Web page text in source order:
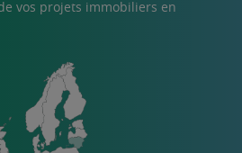
vos projets immobiliers en